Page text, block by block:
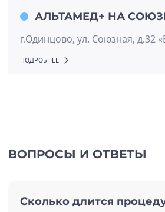
АЛЬТАМЕД+ НА
г.Одинцово, ул. Союзная, д.32
ПОДРОБНЕЕ
ВОПРОСЫ И ОТВЕТЫ
Сколько длится